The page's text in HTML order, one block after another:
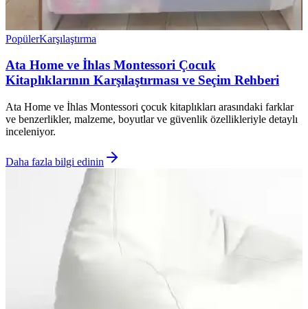
PopülerKarşılaştırma
Ata Home ve İhlas Montessori Çocuk
Kitaplıklarının Karşılaştırması ve Seçim Rehberi
Ata Home ve İhlas Montessori çocuk kitaplıkları arasındaki farklar
ve benzerlikler, malzeme, boyutlar ve güvenlik özellikleriyle detaylı
inceleniyor.
Daha fazla bilgi edinin